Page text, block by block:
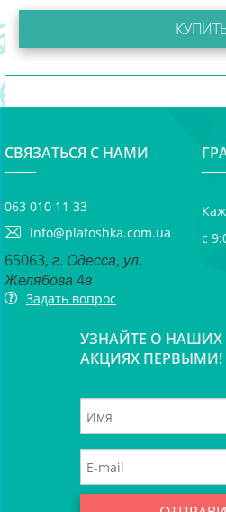
СВЯЗАТЬСЯ С НАМИ
063 010 11 33
info@platoshka.com.ua
65063, г. Одесса, ул.
Желябова 4в
Задать вопрос
с
УЗНАЙТЕ О НАШИХ
АКЦИЯХ ПЕРВЫМИ!